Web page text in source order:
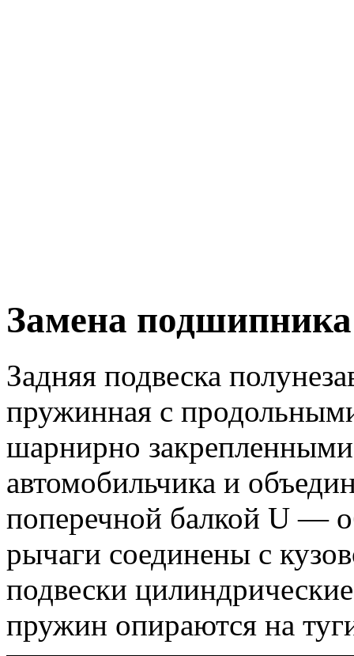
Замена
Задняя подвеска
пружинная с
шарнирно закрепленными
автомобильчика и
поперечной балкой U —
рычаги соединены с
подвески
пружин опираются на